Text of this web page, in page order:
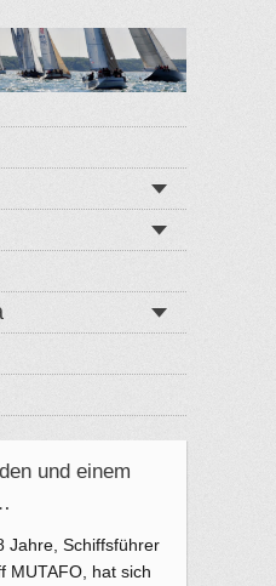
und einem
Jahre, Schiffsführer
MUTAFO, hat sich